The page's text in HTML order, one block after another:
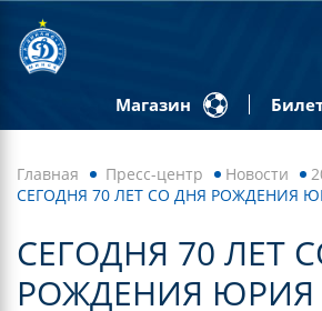
Магазин
Главная Пресс-центр Новости
СЕГОДНЯ 70 ЛЕТ СО ДНЯ РОЖДЕНИЯ
СЕГОДНЯ 70 ЛЕТ
РОЖДЕНИЯ ЮРИЯ